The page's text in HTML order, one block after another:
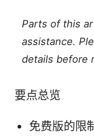
Parts of this
assistance.
details before
要点总览
免费版的限